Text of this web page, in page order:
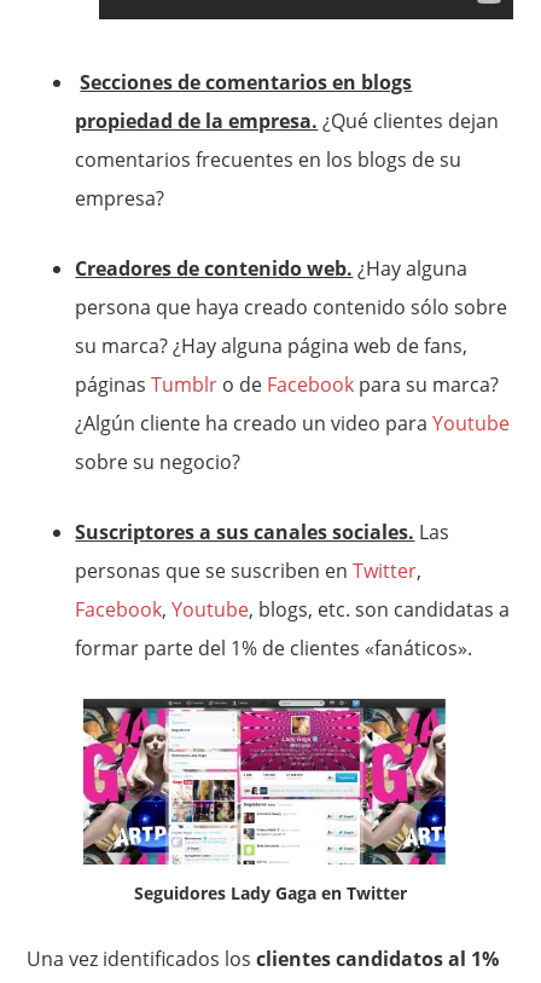
Secciones de comentarios en blogs
propiedad de la empresa. ¿Qué clientes dejan
comentarios frecuentes en los blogs de su
empresa?
Creadores de contenido web. ¿Hay alguna
persona que haya creado contenido sólo sobre
su marca? ¿Hay alguna página web de fans,
páginasTumblr o de Facebook para su marca?
¿Algún cliente ha creado un video paraYoutube
sobre su negocio?
Suscriptores a sus canales sociales. Las
personas que se suscriben enTwitter,
Facebook,Youtube, blogs, etc. son candidatas a
formar parte del 1% de clientes «fanáticos».
Seguidores Lady Gaga en Twitter
Una vez identificados losclientes candidatos al 1%